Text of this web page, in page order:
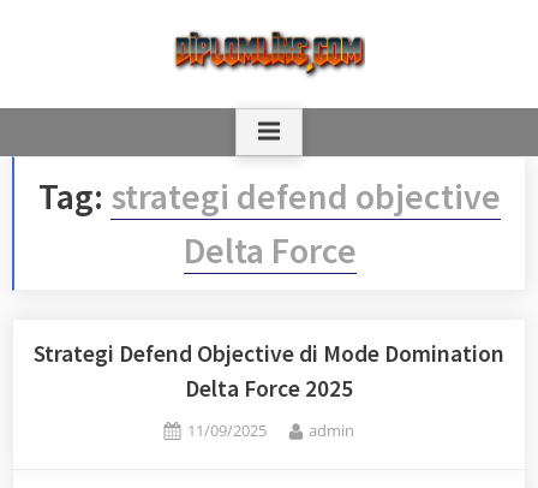
Tag: strategi defend objective
Delta Force
Strategi Defend Objective di Mode Domination
Delta Force 2025
Posted
11/09/2025 By
admin